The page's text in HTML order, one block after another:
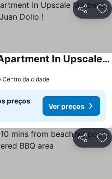
Partilhar
Amazing Beach Front Apartment In Upscale Marbella Towers In Juan Dolio !
Centro da cidade
preços
Ver preços
Partilhar